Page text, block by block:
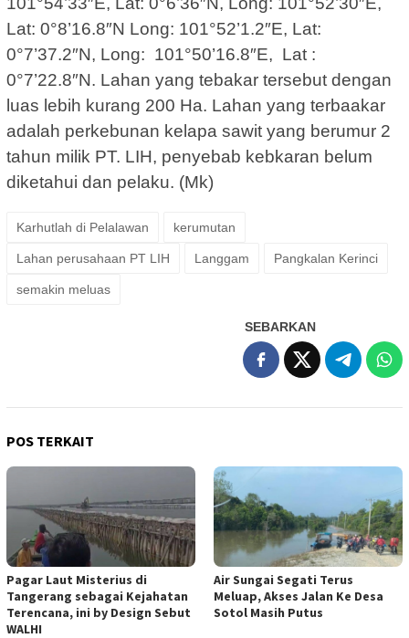
Lat: 0°8’16.8″N Long: 101°52’1.2″E, Lat:
0°7’37.2″N, Long: 101°50’16.8″E, Lat :
0°7’22.8″N. Lahan yang tebakar tersebut dengan
luas lebih kurang 200 Ha. Lahan yang terbaakar
adalah perkebunan kelapa sawit yang berumur 2
tahun milik PT. LIH, penyebab kebkaran belum
diketahui dan pelaku. (Mk)
Karhutlah di Pelalawan kerumutan
Lahan perusahaan PT LIH Langgam Pangkalan Kerinci
semakin meluas
SEBARKAN
POS TERKAIT
Pagar Laut Misterius di
Tangerang sebagai Kejahatan
Terencana, ini by Design Sebut
WALHI
Air Sungai Segati Terus
Meluap, Akses Jalan Ke Desa
Sotol Masih Putus